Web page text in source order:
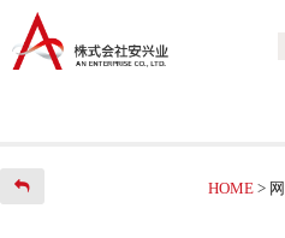
HOME>